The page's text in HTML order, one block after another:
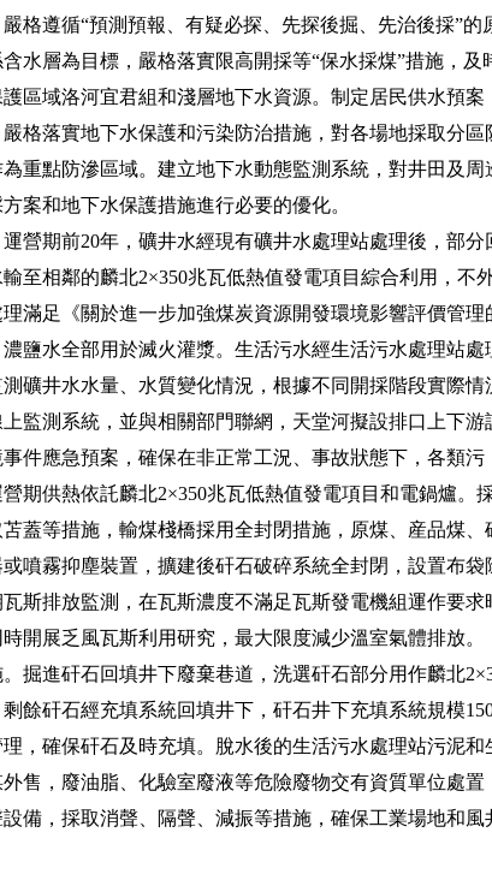
遵循“預測預報、有疑必探、先探後掘、先治後採”的
水層為目標，嚴格落實限高開採等“保水採煤”措施，及
區域洛河宜君組和淺層地下水資源。制定居民供水預
格落實地下水保護和污染防治措施，對各場地採取分
重點防滲區域。建立地下水動態監測系統，對井田及
案和地下水保護措施進行必要的優化。
期前20年，礦井水經現有礦井水處理站處理後，部分
至相鄰的麟北2×350兆瓦低熱值發電項目綜合利用，不
滿足《關於進一步加強煤炭資源開發環境影響評價管理
鹽水全部用於滅火灌漿。生活污水經生活污水處理站
礦井水水量、水質變化情況，根據不同開採階段實際
監測系統，並與相關部門聯網，天堂河擬設排口上下
件應急預案，確保在非正常工況、事故狀態下，各類污
供熱依託麟北2×350兆瓦低熱值發電項目和電鍋爐。
蓋等措施，輸煤棧橋採用全封閉措施，原煤、産品煤
噴霧抑塵裝置，擴建後矸石破碎系統全封閉，設置布
斯排放監測，在瓦斯濃度不滿足瓦斯發電機組運作要
開展乏風瓦斯利用研究，最大限度減少溫室氣體排放。
進矸石回填井下廢棄巷道，洗選矸石部分用作麟北
餘矸石經充填系統回填井下，矸石井下充填系統規模
，確保矸石及時充填。脫水後的生活污水處理站污泥
售，廢油脂、化驗室廢液等危險廢物交有資質單位處
備，採取消聲、隔聲、減振等措施，確保工業場地和